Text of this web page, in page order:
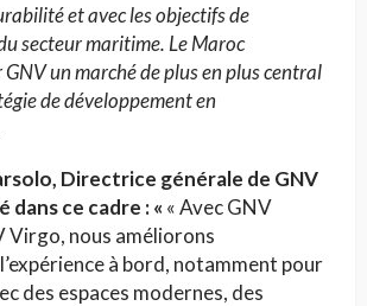
et avec les objectifs de
secteur maritime. Le Maroc
un marché de plus en plus central
de développement en
Directrice générale de GNV
dans ce cadre : « « Avec GNV
Virgo, nous améliorons
à bord, notamment pour
des espaces modernes, des